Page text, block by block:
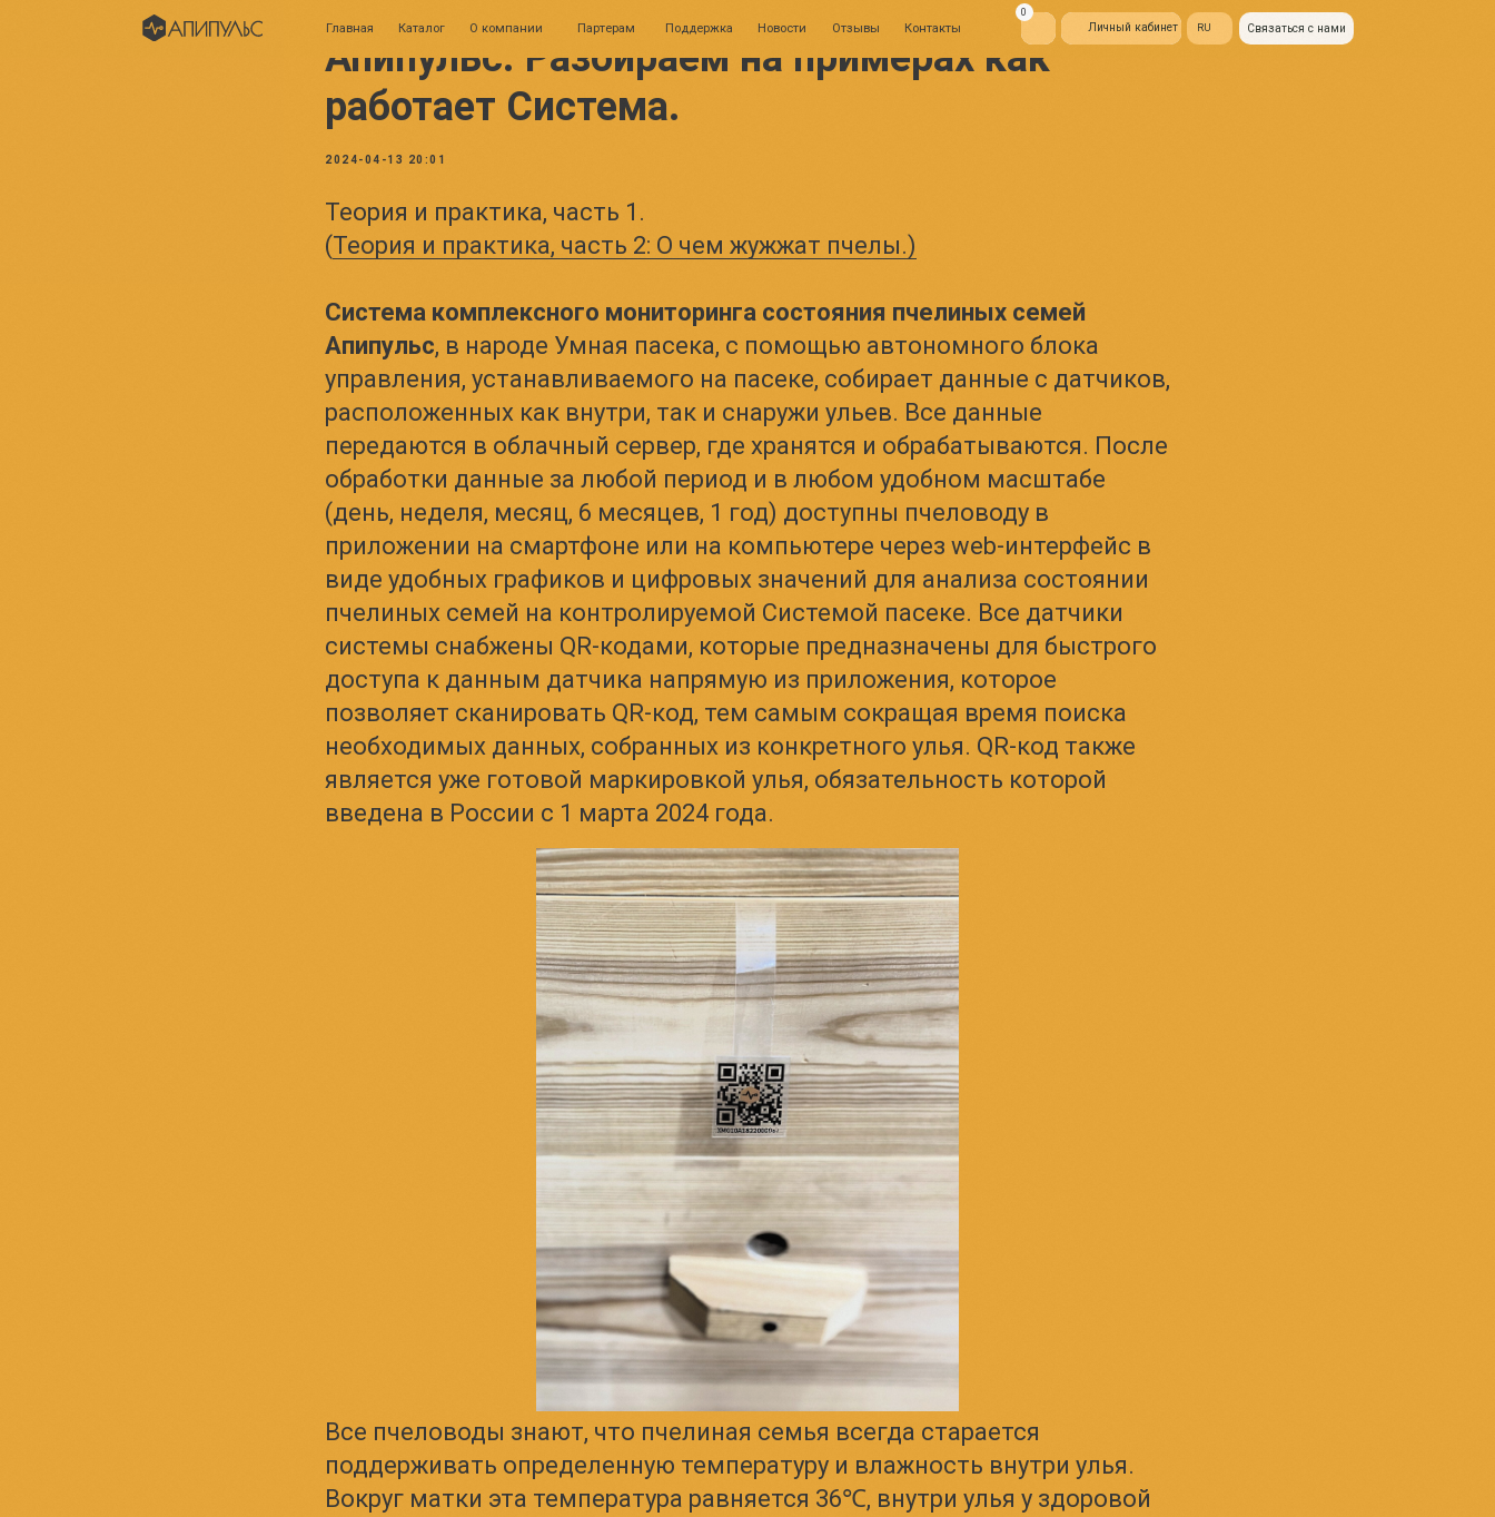
Главная Каталог О компании Партерам Поддержка Новости Контакты
Отзывы Связаться с нами
Личный кабинет
Апипульс. Разбираем на примерах как
работает Система.
2024-04-13 20:01
Теория и практика, часть 1.
(Теория и практика, часть 2: О чем жужжат пчелы.)
Система комплексного мониторинга состояния пчелиных семей
Апипульс, в народе Умная пасека, с помощью автономного блока
управления, устанавливаемого на пасеке, собирает данные с датчиков,
расположенных как внутри, так и снаружи ульев. Все данные
передаются в облачный сервер, где хранятся и обрабатываются. После
обработки данные за любой период и в любом удобном масштабе
(день, неделя, месяц, 6 месяцев, 1 год) доступны пчеловоду в
приложении на смартфоне или на компьютере через web-интерфейс в
виде удобных графиков и цифровых значений для анализа состоянии
пчелиных семей на контролируемой Системой пасеке. Все датчики
системы снабжены QR-кодами, которые предназначены для быстрого
доступа к данным датчика напрямую из приложения, которое
позволяет сканировать QR-код, тем самым сокращая время поиска
необходимых данных, собранных из конкретного улья. QR-код также
является уже готовой маркировкой улья, обязательность которой
введена в России с 1 марта 2024 года.
Все пчеловоды знают, что пчелиная семья всегда старается
поддерживать определенную температуру и влажность внутри улья.
Вокруг матки эта температура равняется 36℃, внутри улья у здоровой